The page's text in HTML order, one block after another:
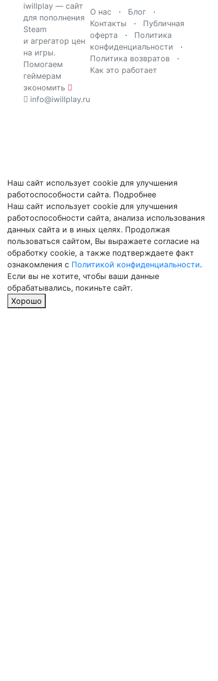
iwillplay — сайт
для пополнения
Steam
и агрегатор цен
на игры.
Помогаем
геймерам
экономить
info@iwillplay.ru
О нас · Блог ·
Контакты · Публичная
оферта · Политика
конфиденциальности ·
Политика возвратов ·
Как это работает
Наш сайт использует cookie для улучшения
работоспособности сайта. Подробнее
Наш сайт использует cookie для улучшения
работоспособности сайта, анализа использования
данных сайта и в иных целях. Продолжая
пользоваться сайтом, Вы выражаете согласие на
обработку cookie, а также подтверждаете факт
ознакомления с Политикой конфиденциальности.
Если вы не хотите, чтобы ваши данные
обрабатывались, покиньте сайт.
Хорошо